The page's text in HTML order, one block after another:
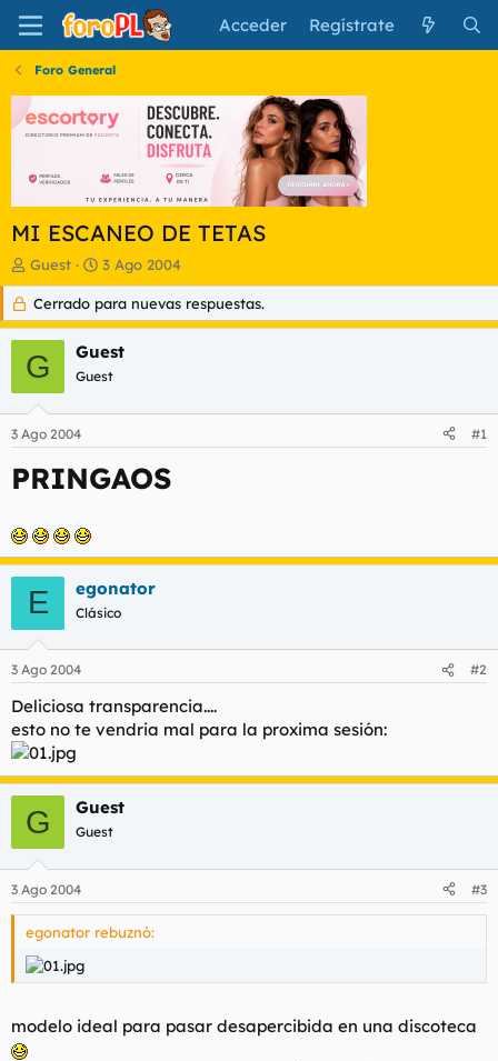
Acceder Regístrate
Foro General
MI ESCANEO DE TETAS
I
n
c
i
a
d
o
d
m
a
Guest
F
e
c
h
d
e
i
i
3 Ago 2004
Cerrado para nuevas respuestas.
G Guest
Guest
3 Ago 2004 #1
PRINGAOS
E egonator
Clásico
3 Ago 2004 #2
Deliciosa transparencia....
esto no te vendria mal para la proxima sesión:
G Guest
Guest
3 Ago 2004 #3
egonator rebuznó:
modelo ideal para pasar desapercibida en una discoteca